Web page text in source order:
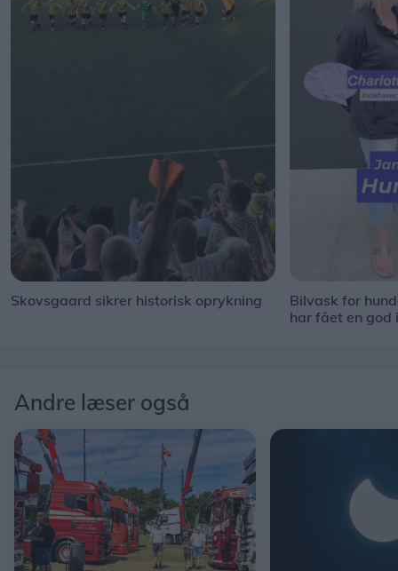
Skovsgaard sikrer historisk oprykning
Bilvask for
har fået en god
Andre læser også